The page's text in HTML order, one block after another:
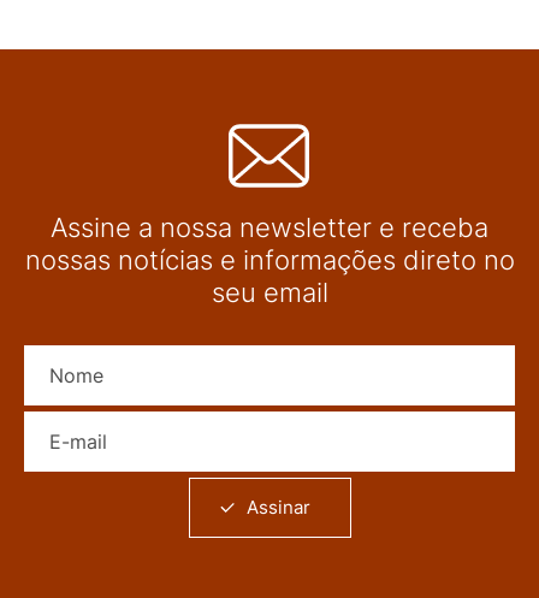
Assine a nossa newsletter e receba
nossas notícias e informações direto no
seu email
Assinar